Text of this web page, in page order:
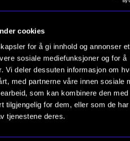
cookies
for å gi innhold og annonser et
sosiale mediefunksjoner og for å
Vi deler dessuten informasjon om
med partnerne våre innen sosiale
som kan kombinere den med
tilgjengelig for dem, eller som de
tjenestene deres.